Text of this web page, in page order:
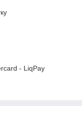
- LiqPay